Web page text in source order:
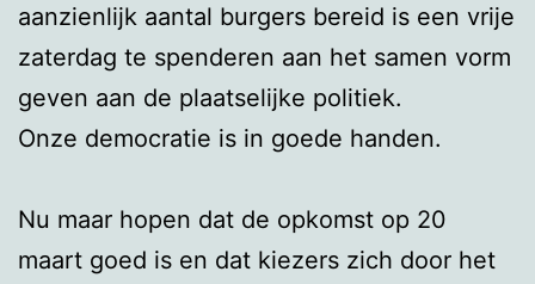
aanzienlijk aantal burgers bereid is een vrije
zaterdag te spenderen aan het samen vorm
geven aan de plaatselijke politiek.
Onze democratie is in goede handen.
Nu maar hopen dat de opkomst op 20
maart goed is en dat kiezers zich door het